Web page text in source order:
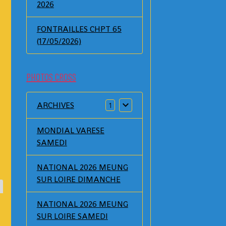
2026
FONTRAILLES CHPT 65
(17/05/2026)
PHOTOS CROSS
ARCHIVES 1
MONDIAL VARESE
SAMEDI
NATIONAL 2026 MEUNG
SUR LOIRE DIMANCHE
NATIONAL 2026 MEUNG
SUR LOIRE SAMEDI